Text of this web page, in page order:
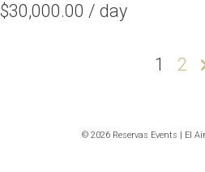
$30,000.00 / day
1 2
© 2026 Reservas Events | El